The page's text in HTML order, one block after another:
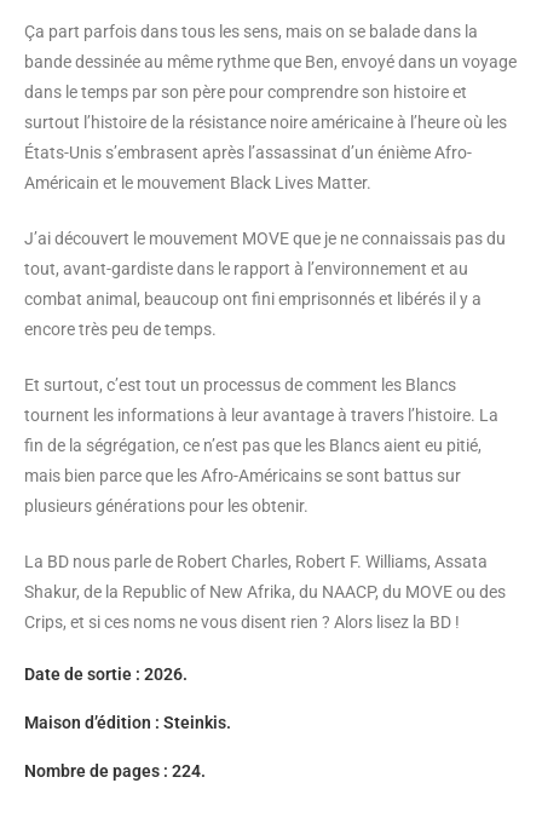
Ça part parfois dans tous les sens, mais on se balade dans la
bande dessinée au même rythme que Ben, envoyé dans un voyage
dans le temps par son père pour comprendre son histoire et
surtout l’histoire de la résistance noire américaine à l’heure où les
États-Unis s’embrasent après l’assassinat d’un énième Afro-
Américain et le mouvement Black Lives Matter.
J’ai découvert le mouvement MOVE que je ne connaissais pas du
tout, avant-gardiste dans le rapport à l’environnement et au
combat animal, beaucoup ont fini emprisonnés et libérés il y a
encore très peu de temps.
Et surtout, c’est tout un processus de comment les Blancs
tournent les informations à leur avantage à travers l’histoire. La
fin de la ségrégation, ce n’est pas que les Blancs aient eu pitié,
mais bien parce que les Afro-Américains se sont battus sur
plusieurs générations pour les obtenir.
La BD nous parle de Robert Charles, Robert F. Williams, Assata
Shakur, de la Republic of New Afrika, du NAACP, du MOVE ou des
Crips, et si ces noms ne vous disent rien ? Alors lisez la BD !
Date de sortie : 2026.
Maison d’édition : Steinkis.
Nombre de pages : 224.